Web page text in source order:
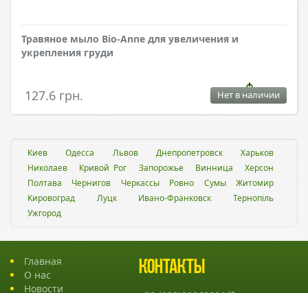
Травяное мыло Bio-Anne для увеличения и
укрепления груди
127.6 грн. Нет в наличии
Киев Одесса Львов Днепропетровск
Харьков
Николаев
Кривой Рог Запорожье Винница
Херсон
Полтава
Чернигов Черкассы Ровно Сумы
Житомир
Кировоград
Луцк Ивано-Франковск
Тернопіль
Ужгород
Главная
О нас
Новости
Контакты